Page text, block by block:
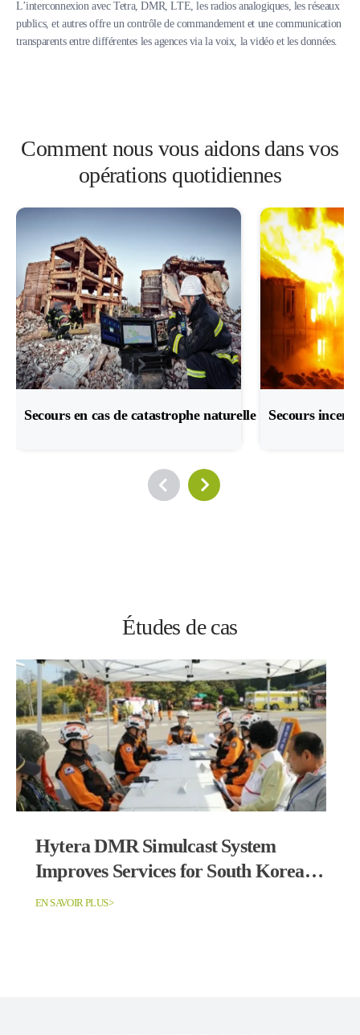
L’interconnexion avec Tetra, DMR, LTE, les radios analogiques, les réseaux
publics, et autres offre un contrôle de commandement et une communication
transparents entre différentes les agences via la voix, la vidéo et les données.
Comment nous vous aidons dans vos
opérations quotidiennes
Secours en cas de catastrophe naturelle Secours
Études de cas
Hytera DMR Simulcast System
Improves Services for South Korean
Fire Department
EN SAVOIR PLUS>